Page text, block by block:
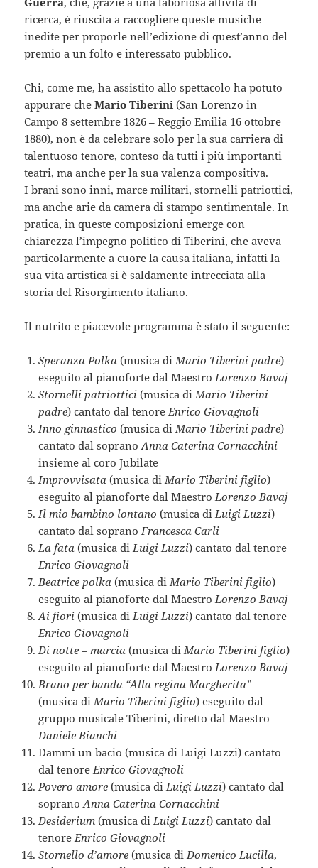
ricerca, è riuscita a raccogliere queste musiche
inedite per proporle nell’edizione di quest’anno del
premio a un folto e interessato pubblico.
Chi, come me, ha assistito allo spettacolo ha potuto
appurare cheMario Tiberini (San Lorenzo in
Campo 8 settembre 1826 – Reggio Emilia 16 ottobre
1880), non è da celebrare solo per la sua carriera di
talentuoso tenore, conteso da tutti i più importanti
teatri, ma anche per la sua valenza compositiva.
I brani sono inni, marce militari, stornelli patriottici,
ma anche arie da camera di stampo sentimentale. In
pratica, in queste composizioni emerge con
chiarezza l’impegno politico di Tiberini, che aveva
particolarmente a cuore la causa italiana, infatti la
sua vita artistica si è saldamente intrecciata alla
storia del Risorgimento italiano.
Il nutrito e piacevole programma è stato il seguente:
Speranza Polka (musica di Mario Tiberini padre)
eseguito al pianoforte dal Maestro Lorenzo Bavaj
Stornelli patriottici (musica di Mario Tiberini
padre) cantato dal tenore Enrico Giovagnoli
Inno ginnastico (musica di Mario Tiberini padre)
cantato dal sopranoAnna Caterina Cornacchini
insieme al coro Jubilate
Improvvisata(musica di Mario Tiberini figlio)
eseguito al pianoforte dal Maestro Lorenzo Bavaj
Il mio bambino lontano (musica di Luigi Luzzi)
cantato dal soprano Francesca Carli
La fata (musica di Luigi Luzzi) cantato dal tenore
Enrico Giovagnoli
Beatrice polka (musica di Mario Tiberini figlio)
eseguito al pianoforte dal Maestro Lorenzo Bavaj
Ai fiori(musica di Luigi Luzzi) cantato dal tenore
Enrico Giovagnoli
Di notte – marcia (musica di Mario Tiberini figlio)
eseguito al pianoforte dal Maestro Lorenzo Bavaj
Brano per banda “Alla regina Margherita”
(musica di Mario Tiberini figlio) eseguito dal
gruppo musicale Tiberini, diretto dal Maestro
Daniele Bianchi
Dammi un bacio (musica di Luigi Luzzi) cantato
dal tenore Enrico Giovagnoli
Povero amore (musica di Luigi Luzzi) cantato dal
sopranoAnna Caterina Cornacchini
Desiderium(musica di Luigi Luzzi) cantato dal
tenore Enrico Giovagnoli
Stornello d’amore (musica di Domenico Lucilla,